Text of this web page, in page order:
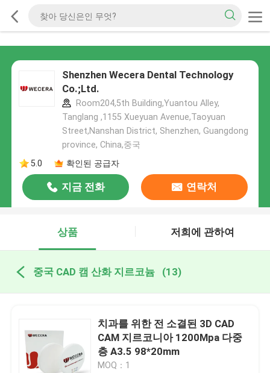
Shenzhen Wecera Dental Technology
Co.;Ltd.
Room204,5th Building,Yuantou Alley,
Tanglang ,1155 Xueyuan Avenue,Taoyuan
Street,Nanshan District, Shenzhen, Guangdong
province, China,중국
5.0
확인된 공급자
지금 전화 연락처
상품 저희에 관하여
중국 CAD 캠 산화 지르코늄 (13)
치과를 위한 전 소결된 3D CAD
CAM 지르코니아 1200Mpa 다중
층 A3.5 98*20mm
MOQ：1